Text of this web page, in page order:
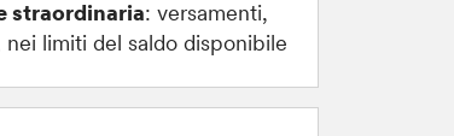
straordinaria: versamenti,
limiti del saldo disponibile